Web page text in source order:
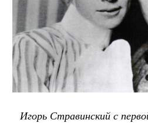
Игорь Стравинский с